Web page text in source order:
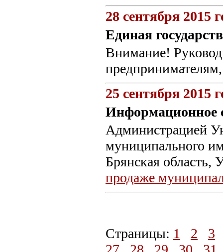
28 сентября 2015
Единая
Внимание!
25 сентября 2015
Информационное
Администрацией
муниципального
Брянская
продаже
Страницы: 1 2
3